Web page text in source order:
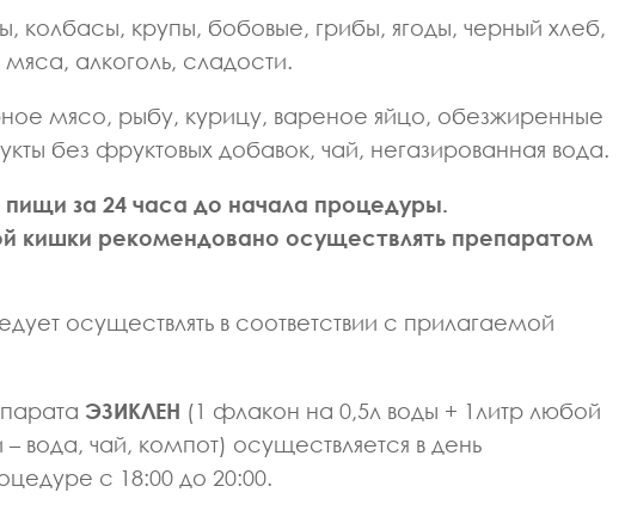
колбасы, крупы, бобовые, грибы, ягоды, черный хлеб,
алкоголь, сладости.
мясо, рыбу, курицу, вареное яйцо, обезжиренные
без фруктовых добавок, чай, негазированная вода.
за 24 часа до начала процедуры.
кишки рекомендовано осуществлять препаратом
осуществлять в соответствии с прилагаемой
ЭЗИКЛЕН (1 флакон на 0,5л воды + 1литр любой
вода, чай, компот) осуществляется в день
с 18:00 до 20:00.